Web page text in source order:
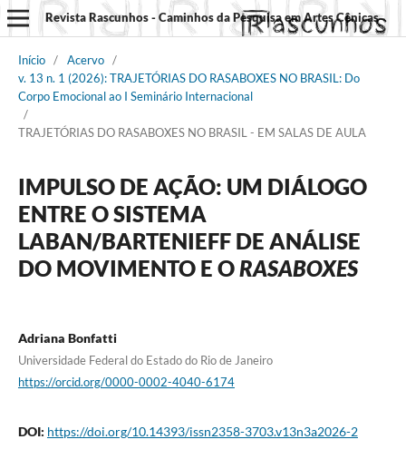
Revista Rascunhos - Caminhos da Pesquisa em Artes Cênicas
Início / Acervo /
v. 13 n. 1 (2026): TRAJETÓRIAS DO RASABOXES NO BRASIL: Do
Corpo Emocional ao I Seminário Internacional
/
TRAJETÓRIAS DO RASABOXES NO BRASIL - EM SALAS DE AULA
IMPULSO DE AÇÃO: UM DIÁLOGO
ENTRE O SISTEMA
LABAN/BARTENIEFF DE ANÁLISE
DO MOVIMENTO E ORASABOXES
Adriana Bonfatti
Universidade Federal do Estado do Rio de Janeiro
https://orcid.org/0000-0002-4040-6174
DOI: https://doi.org/10.14393/issn2358-3703.v13n3a2026-2